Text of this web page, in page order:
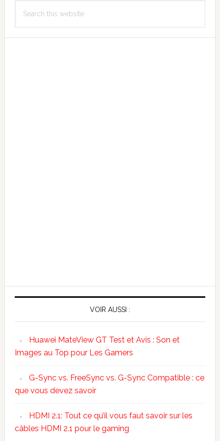
Sidebar
this
VOIR AUSSI :
Huawei MateView GT Test et Avis : Son et
Images au Top pour Les Gamers
G-Sync vs. FreeSync vs. G-Sync Compatible : ce
que vous devez savoir
HDMI 2.1: Tout ce qu’il vous faut savoir sur les
câbles HDMI 2.1 pour le gaming